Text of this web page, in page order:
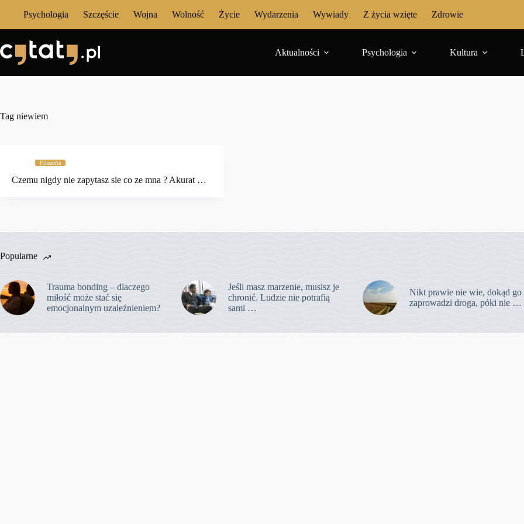
Psychologia Szczęście Wojna Wolność Życie Wydarzenia Wywiady Z życia wzięte Zdrowie
Aktualności Psychologia Kultura
Tag niewiem
Filozofia
Czemu nigdy nie zapytasz sie co ze mna ? Akurat …
Popularne
Trauma bonding – dlaczego
miłość może stać się
emocjonalnym uzależnieniem?
Jeśli masz marzenie, musisz je
chronić. Ludzie nie potrafią
sami …
Nikt prawie nie wie, dokąd go
zaprowadzi droga, póki nie …